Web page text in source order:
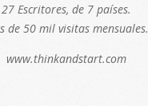
27 Escritores, de 7 países.
de 50 mil visitas mensuales.
www.thinkandstart.com